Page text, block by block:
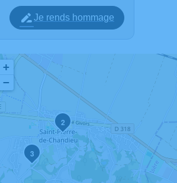
Je rends hommage
2
3
+
−